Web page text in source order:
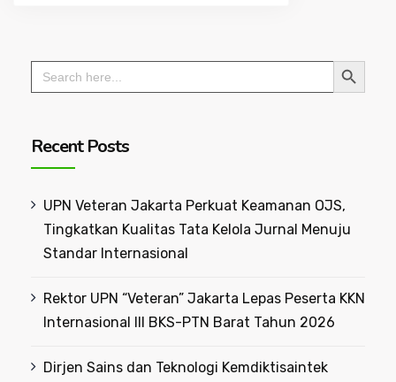
Search
for:
Search Button
Recent Posts
UPN Veteran Jakarta Perkuat Keamanan OJS,
Tingkatkan Kualitas Tata Kelola Jurnal Menuju
Standar Internasional
Rektor UPN “Veteran” Jakarta Lepas Peserta KKN
Internasional III BKS-PTN Barat Tahun 2026
Dirjen Sains dan Teknologi Kemdiktisaintek